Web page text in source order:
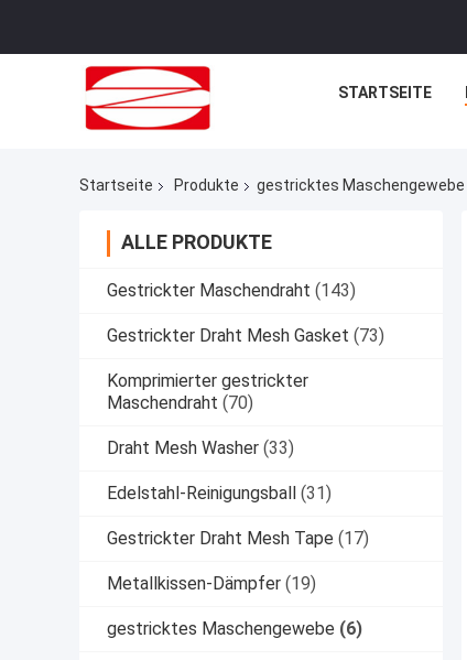
STARTSEITE
Startseite Produkte gestricktes Maschengewebe
ALLE PRODUKTE
Gestrickter Maschendraht (143)
Gestrickter Draht Mesh Gasket (73)
Komprimierter gestrickter
Maschendraht (70)
Draht Mesh Washer (33)
Edelstahl-Reinigungsball (31)
Gestrickter Draht Mesh Tape (17)
Metallkissen-Dämpfer (19)
gestricktes Maschengewebe (6)